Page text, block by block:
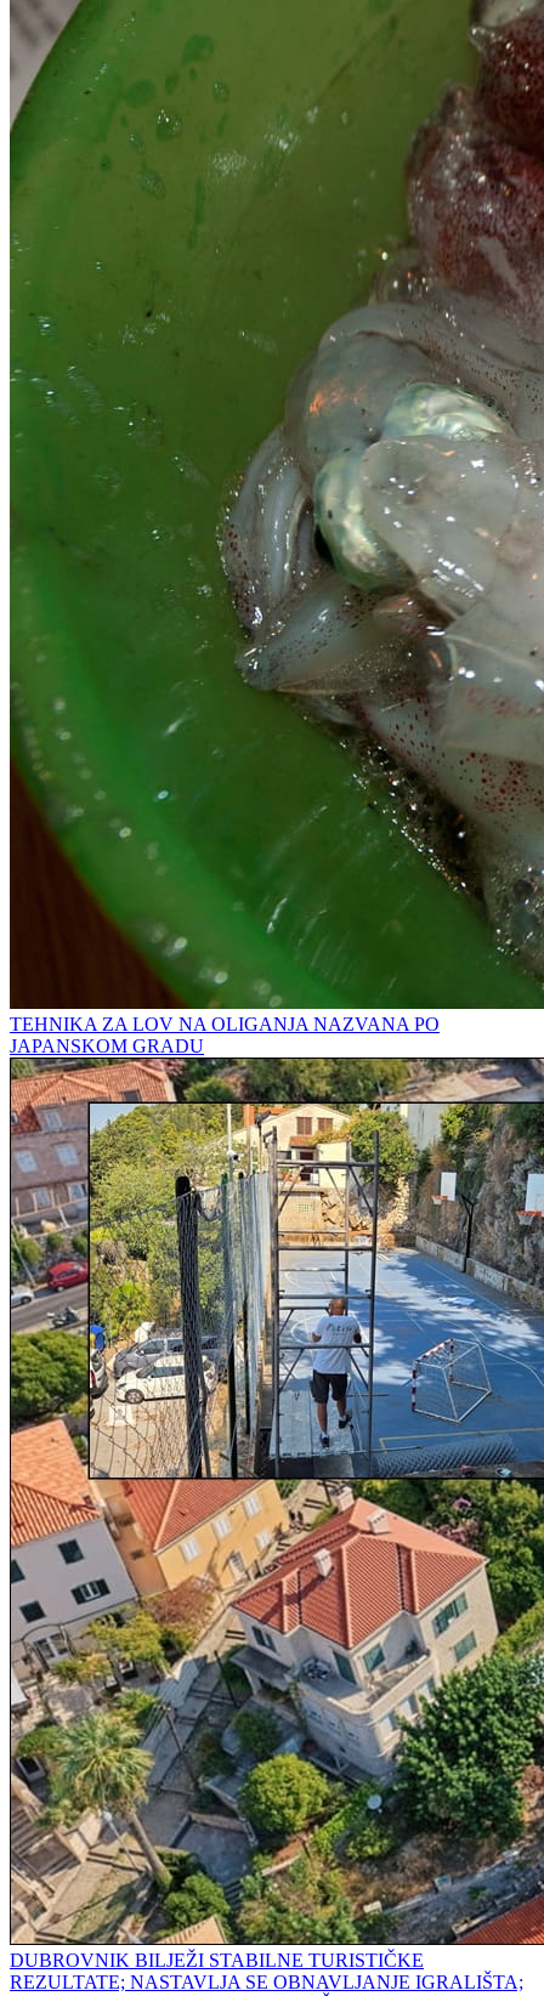
TEHNIKA ZA LOV NA OLIGANJA NAZVANA PO
JAPANSKOM GRADU
DUBROVNIK BILJEŽI STABILNE TURISTIČKE
REZULTATE; NASTAVLJA SE OBNAVLJANJE IGRALIŠTA;